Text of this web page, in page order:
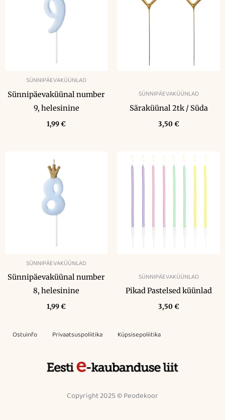
SÜNNIPÄEVAKÜÜNLAD
Sünnipäevaküünal number
9, helesinine
1,99€
SÜNNIPÄEVAKÜÜNLAD
Säraküünal 2tk / Süda
3,50 €
SÜNNIPÄEVAKÜÜNLAD
Sünnipäevaküünal number
8, helesinine
1,99€
SÜNNIPÄEVAKÜÜNLAD
Pikad Pastelsed küünlad
3,50 €
Ostuinfo Privaatsuspoliitika Küpsisepoliitika
Copyright 2025 © Peodekoor